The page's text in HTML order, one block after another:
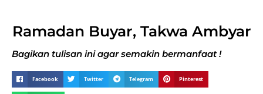
Ramadan Buyar, Takwa Ambyar
Bagikan tulisan ini agar semakin bermanfaat !
Facebook Twitter Telegram Pinterest